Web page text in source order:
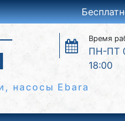
Время
ПН-ПТ
18:00
насосы Ebara